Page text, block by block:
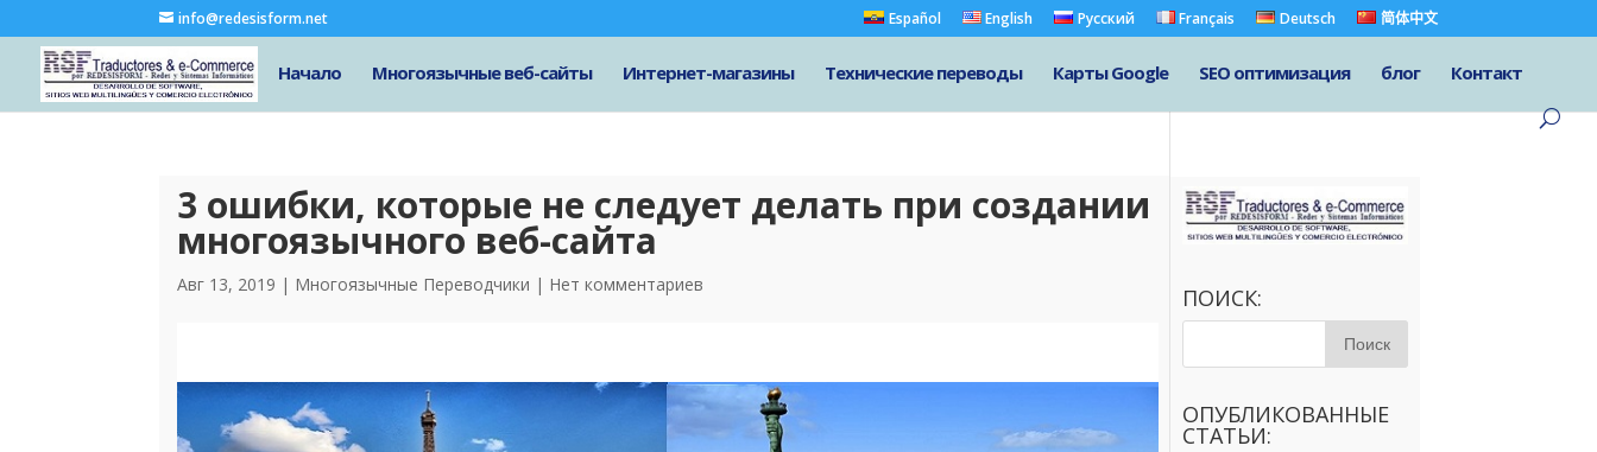
info@redesisform.net Español English Русский Français Deutsch 简体中文
Начало Многоязычные веб-сайты Интернет-магазины Технические переводы Карты Google SEO оптимизация блог Контакт
3 ошибки, которые не следует делать при создании
многоязычного веб-сайта
Авг 13, 2019 | Многоязычные Переводчики | Нет комментариев ПОИСК:
ОПУБЛИКОВАННЫЕ
СТАТЬИ: